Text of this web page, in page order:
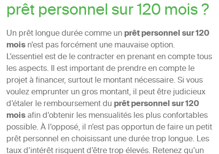
prêt personnel sur 120 mois ?
Un prêt longue durée comme unprêt personnel sur 120
moisn’est pas forcément une mauvaise option.
L’essentiel est de le contracter en prenant en compte tous
les aspects. Il est important de prendre en compte le
projet à financer, surtout le montant nécessaire. Si vous
voulez emprunter un gros montant, il peut être judicieux
d’étaler le remboursement du prêt personnel sur 120
moisafin d’obtenir les mensualités les plus confortables
possible. À l’opposé, il n’est pas opportun de faire un petit
prêt personnel en choisissant une durée trop longue. Les